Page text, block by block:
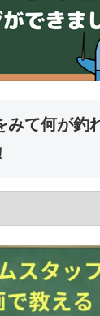
みて何が釣